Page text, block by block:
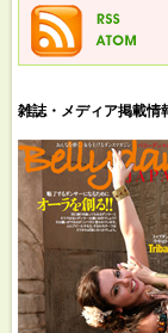
雑誌・メディア掲載情